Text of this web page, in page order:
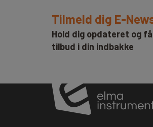
Tilmeld dig E-
Hold dig opdateret og
tilbud i din indbakke